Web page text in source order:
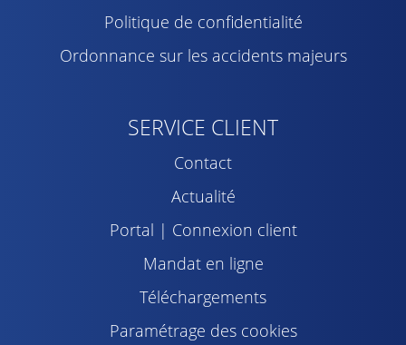
Politique de confidentialité
Ordonnance sur les accidents majeurs
SERVICE CLIENT
Contact
Actualité
Portal | Connexion client
Mandat en ligne
Téléchargements
Paramétrage des cookies